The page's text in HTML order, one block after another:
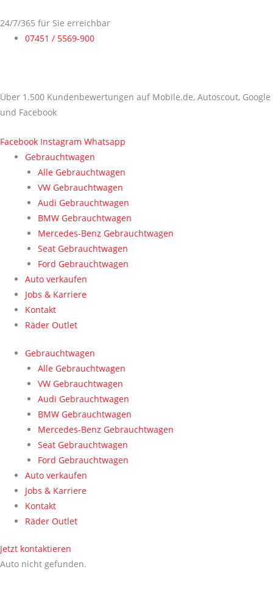
Inhalt
springen
24/7/365 für Sie erreichbar
07451 / 5569-900
Über 1.500 Kundenbewertungen auf Mobile.de, Autoscout, Google
und Facebook
Facebook Instagram Whatsapp
Gebrauchtwagen
Alle Gebrauchtwagen
VW Gebrauchtwagen
Audi Gebrauchtwagen
BMW Gebrauchtwagen
Mercedes-Benz Gebrauchtwagen
Seat Gebrauchtwagen
Ford Gebrauchtwagen
Auto verkaufen
Jobs & Karriere
Kontakt
Räder Outlet
Gebrauchtwagen
Alle Gebrauchtwagen
VW Gebrauchtwagen
Audi Gebrauchtwagen
BMW Gebrauchtwagen
Mercedes-Benz Gebrauchtwagen
Seat Gebrauchtwagen
Ford Gebrauchtwagen
Auto verkaufen
Jobs & Karriere
Kontakt
Räder Outlet
Jetzt kontaktieren
Auto nicht gefunden.